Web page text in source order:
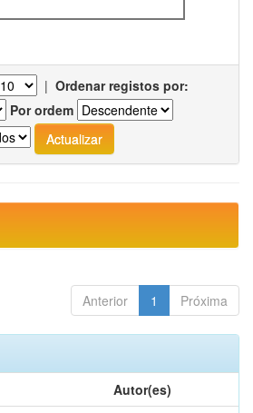
| Ordenar registos por:
Por ordem
Anterior 1 Próxima
Autor(es)